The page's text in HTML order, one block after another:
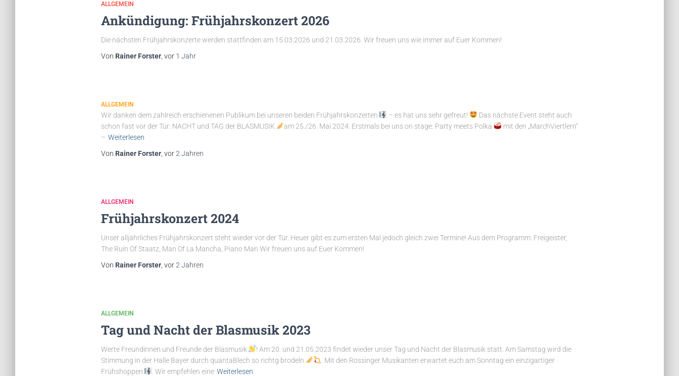
ALLGEMEIN
Ankündigung: Frühjahrskonzert 2026
Die nächsten Frühjahrskonzerte werden stattfinden am 15.03.2026 und 21.03.2026. Wir freuen uns wie immer auf Euer Kommen!
Von Rainer Forster, vor 1 Jahr
ALLGEMEIN
Wir danken dem zahlreich erschienenen Publikum bei unseren beiden Frühjahrskonzerten – es hat uns sehr gefreut!
Das nächste Event steht auch
schon fast vor der Tür: NACHT und TAG der BLASMUSIK
am 25./26. Mai 2024. Erstmals bei uns on stage: Party meets Polka
mit den „MarchViertlern“
– Weiterlesen
Von Rainer Forster, vor2 Jahren
ALLGEMEIN
Frühjahrskonzert 2024
Unser alljährliches Frühjahrskonzert steht wieder vor der Tür. Heuer gibt es zum ersten Mal jedoch gleich zwei Termine! Aus dem Programm: Freigeister,
The Ruin Of Staatz, Man Of La Mancha, Piano Man Wir freuen uns auf Euer Kommen!
Von Rainer Forster, vor2 Jahren
ALLGEMEIN
Tag und Nacht der Blasmusik 2023
Werte Freundinnen und Freunde der Blasmusik
! Am 20. und 21.05.2023 findet wieder unser Tag und Nacht der Blasmusik statt. Am Samstag wird die
Stimmung in der Halle Bayer durch quantaBlech so richtg brodeln
. Mit den Rossinger Musikanten erwartet euch am Sonntag ein einzigartiger
Frühshoppen
. Wir empfehlen eine Weiterlesen